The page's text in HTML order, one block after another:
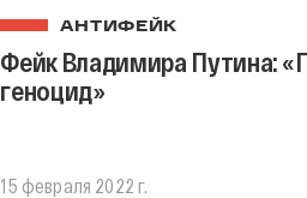
АНТИФЕЙК
Фейк Владимира Путина:
геноцид»
15 февраля 2022 г.